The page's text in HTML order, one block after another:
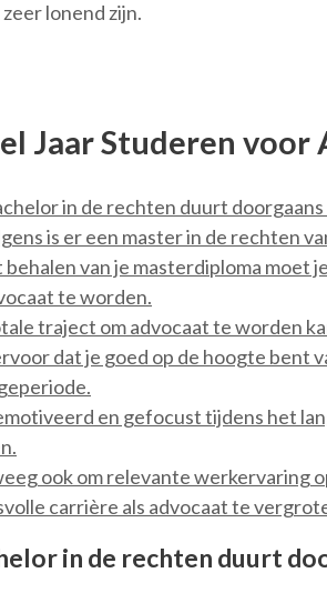
lonend zijn.
Jaar Studeren voor
in de rechten duurt doorgaans
is er een master in de rechten
behalen van je masterdiploma moet
te worden.
traject om advocaat te worden
dat je goed op de hoogte bent
en gefocust tijdens het
ook om relevante werkervaring
carrière als advocaat te
in de rechten duurt